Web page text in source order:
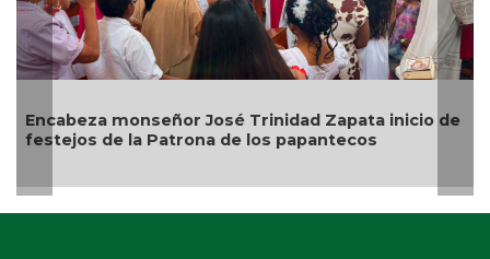
Alcalde de Úrsulo Galván, Veracruz es desaforado